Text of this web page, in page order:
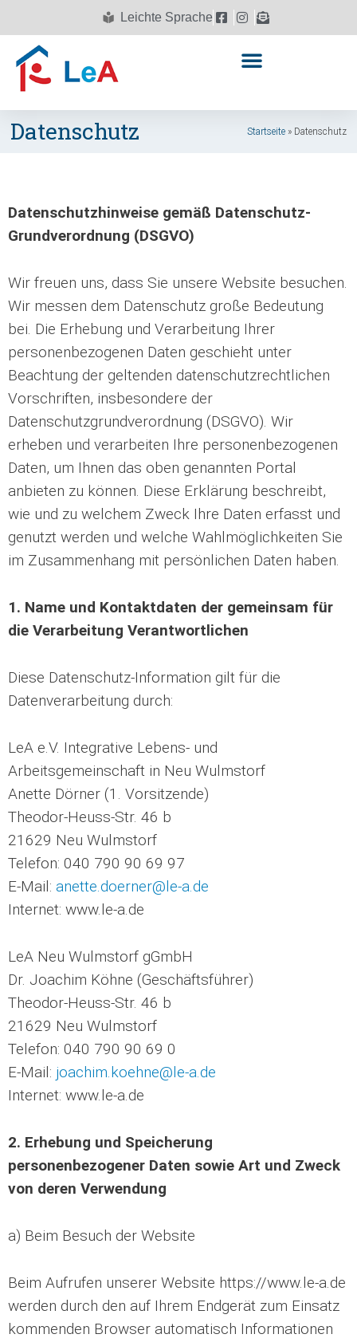
Leichte Sprache
Datenschutz Startseite » Datenschutz
Datenschutzhinweise gemäß Datenschutz-
Grundverordnung (DSGVO)
Wir freuen uns, dass Sie unsere Website besuchen.
Wir messen dem Datenschutz große Bedeutung
bei. Die Erhebung und Verarbeitung Ihrer
personenbezogenen Daten geschieht unter
Beachtung der geltenden datenschutzrechtlichen
Vorschriften, insbesondere der
Datenschutzgrundverordnung (DSGVO). Wir
erheben und verarbeiten Ihre personenbezogenen
Daten, um Ihnen das oben genannten Portal
anbieten zu können. Diese Erklärung beschreibt,
wie und zu welchem Zweck Ihre Daten erfasst und
genutzt werden und welche Wahlmöglichkeiten Sie
im Zusammenhang mit persönlichen Daten haben.
1. Name und Kontaktdaten der gemeinsam für
die Verarbeitung Verantwortlichen
Diese Datenschutz-Information gilt für die
Datenverarbeitung durch:
LeA e.V. Integrative Lebens- und
Arbeitsgemeinschaft in Neu Wulmstorf
Anette Dörner (1. Vorsitzende)
Theodor-Heuss-Str. 46 b
21629 Neu Wulmstorf
Telefon: 040 790 90 69 97
E-Mail: anette.doerner@le-a.de
Internet: www.le-a.de
LeA Neu Wulmstorf gGmbH
Dr. Joachim Köhne (Geschäftsführer)
Theodor-Heuss-Str. 46 b
21629 Neu Wulmstorf
Telefon: 040 790 90 69 0
E-Mail: joachim.koehne@le-a.de
Internet: www.le-a.de
2. Erhebung und Speicherung
personenbezogener Daten sowie Art und Zweck
von deren Verwendung
a) Beim Besuch der Website
Beim Aufrufen unserer Website https://www.le-a.de
werden durch den auf Ihrem Endgerät zum Einsatz
kommenden Browser automatisch Informationen